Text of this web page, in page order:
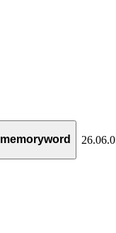
memoryword